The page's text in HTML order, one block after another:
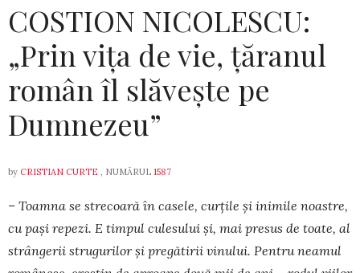
COSTION NICOLESCU:
„Prin vița de vie, țăranul
român îl slăvește pe
Dumnezeu”
by CRISTIAN CURTE , NUMĂRUL 1587
– Toamna se strecoară în casele, curțile și ini­mile noastre,
cu pași repezi. E timpul culesului și, mai presus de toate, al
strângerii strugurilor și pre­gă­tirii vinului. Pentru neamul